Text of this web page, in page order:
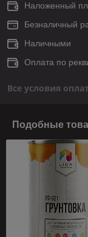
Наложенный
Безналичный
Наличными
Оплата по
Все условия
Подобные